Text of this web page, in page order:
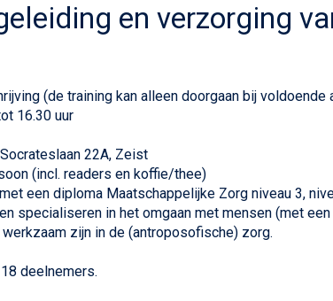
en verzorging
(de training kan alleen doorgaan bij voldoende
16.30 uur
22A, Zeist
(incl. readers en koffie/thee)
een diploma Maatschappelijke Zorg niveau 3,
specialiseren in het omgaan met mensen (met
zijn in de (antroposofische) zorg.
deelnemers.